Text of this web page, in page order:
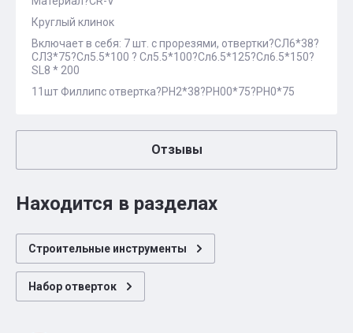
Круглый клинок
Включает в себя: 7 шт. с прорезями, отвертки?СЛ6*38?
СЛ3*75?Сл5.5*100 ? Сл5.5*100?Сл6.5*125?Сл6.5*150?
SL8 * 200
11шт Филлипс отвертка?РН2*38?РН00*75?РН0*75
Отзывы
Находится в разделах
Строительные инструменты
Набор отверток